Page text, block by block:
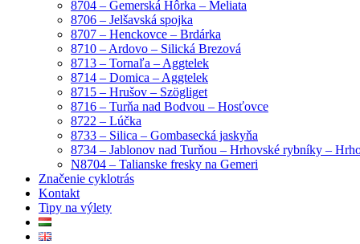
8704 – Gemerská Hôrka – Meliata
8706 – Jelšavská spojka
8707 – Henckovce – Brdárka
8710 – Ardovo – Silická Brezová
8713 – Tornaľa – Aggtelek
8714 – Domica – Aggtelek
8715 – Hrušov – Szögliget
8716 – Turňa nad Bodvou – Hosťovce
8722 – Lúčka
8733 – Silica – Gombasecká jaskyňa
8734 – Jablonov nad Turňou – Hrhovské rybníky –
N8704 – Talianske fresky na Gemeri
Značenie cyklotrás
Kontakt
Tipy na výlety